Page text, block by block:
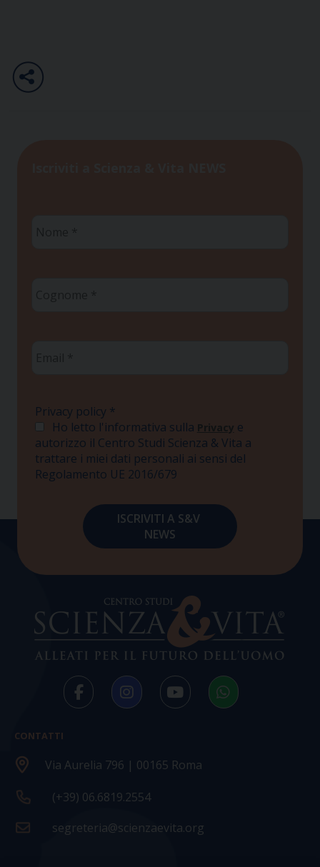
Privacy policy *
Ho letto l'informativa sulla Privacy e
autorizzo il Centro Studi Scienza & Vita a
trattare i miei dati personali ai sensi del
Regolamento UE 2016/679
CONTATTI
Via Aurelia 796 | 00165 Roma
(+39) 06.6819.2554
segreteria@scienzaevita.org